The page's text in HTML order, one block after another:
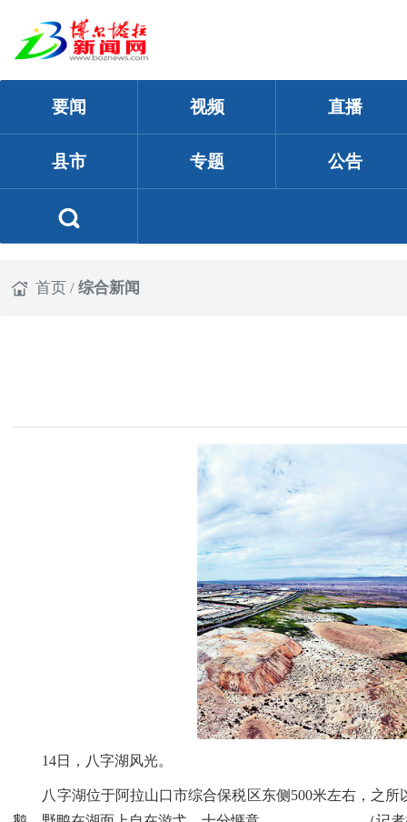
要闻 视频 直播
县市 专题 公告
首页/综合新闻
14日，八字湖风光。
八字湖位于阿拉山口市综合保税区东侧500米左右，之所